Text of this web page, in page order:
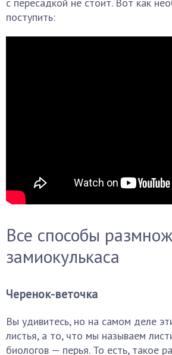
поступить:
Все способы
замиокулькаса
Черенок-веточка
Вы удивитесь, но на самом деле
листья, а то, что мы называем
биологов — перья. То есть, такое